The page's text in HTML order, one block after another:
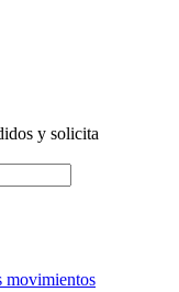
y solicita
movimientos